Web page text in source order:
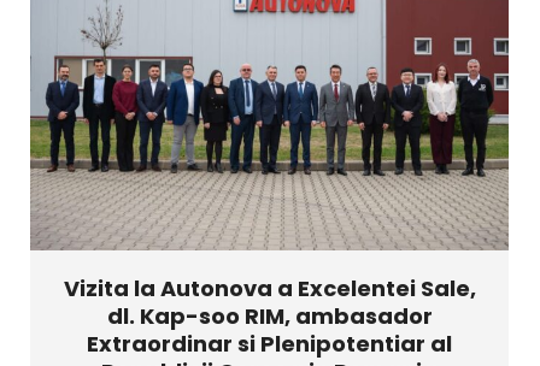
Vizita la Autonova a Excelentei Sale,
dl. Kap-soo RIM, ambasador
Extraordinar si Plenipotentiar al